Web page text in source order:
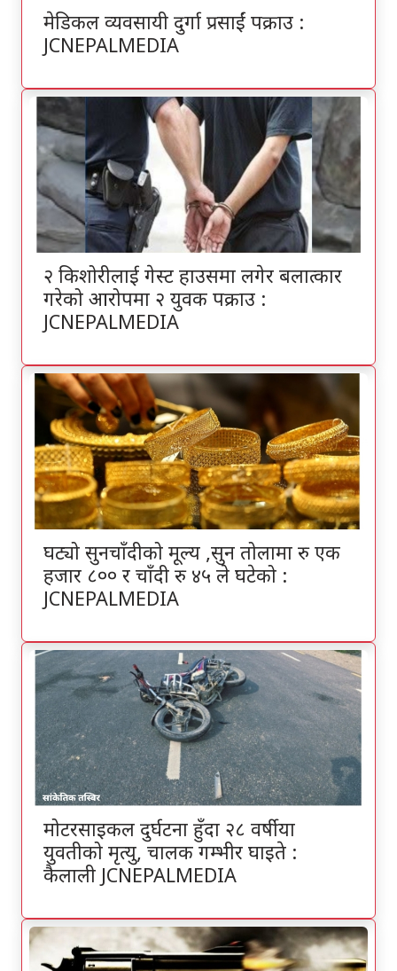
मेडिकल व्यवसायी दुर्गा प्रसाईं पक्राउ :
JCNEPALMEDIA
२ किशोरीलाई गेस्ट हाउसमा लगेर बलात्कार
गरेको आरोपमा २ युवक पक्राउ :
JCNEPALMEDIA
घट्यो सुनचाँदीको मूल्य ,सुन तोलामा रु एक
हजार ८०० र चाँदी रु ४५ ले घटेको :
JCNEPALMEDIA
मोटरसाइकल दुर्घटना हुँदा २८ वर्षीया
युवतीको मृत्यु, चालक गम्भीर घाइते :
कैलाली JCNEPALMEDIA